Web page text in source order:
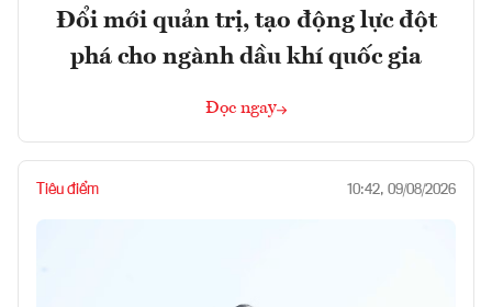
Đổi mới quản trị, tạo động lực đột
phá cho ngành dầu khí quốc gia
Đọc ngay
Tiêu điểm 10:42, 09/08/2026